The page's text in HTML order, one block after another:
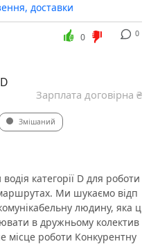
доставки
0
0
Зарплата договірна ₴
Змішаний
категорії D для роботи
Ми шукаємо відп
людину, яка ц
в дружньому колектив
місце роботи Конкурентну